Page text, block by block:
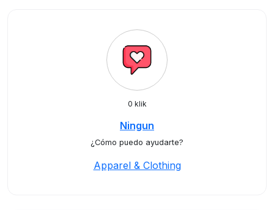
0 klik
Ningun
¿Cómo puedo ayudarte?
Apparel & Clothing